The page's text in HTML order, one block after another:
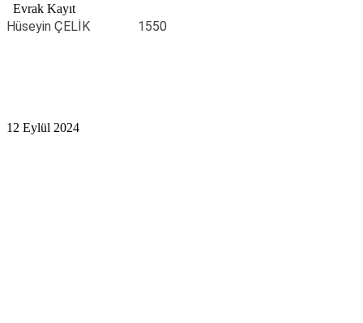
Evrak Kayıt
Hüseyin ÇELİK 1550
12 Eylül 2024